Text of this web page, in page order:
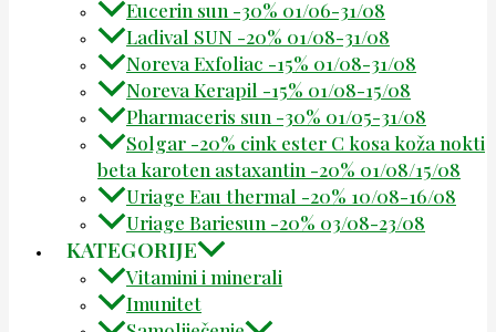
Eucerin sun -30% 01/06-31/08
Ladival SUN -20% 01/08-31/08
Noreva Exfoliac -15% 01/08-31/08
Noreva Kerapil -15% 01/08-15/08
Pharmaceris sun -30% 01/05-31/08
Solgar -20% cink ester C kosa koža nokti
beta karoten astaxantin -20% 01/08/15/08
Uriage Eau thermal -20% 10/08-16/08
Uriage Bariesun -20% 03/08-23/08
KATEGORIJE
Vitamini i minerali
Imunitet